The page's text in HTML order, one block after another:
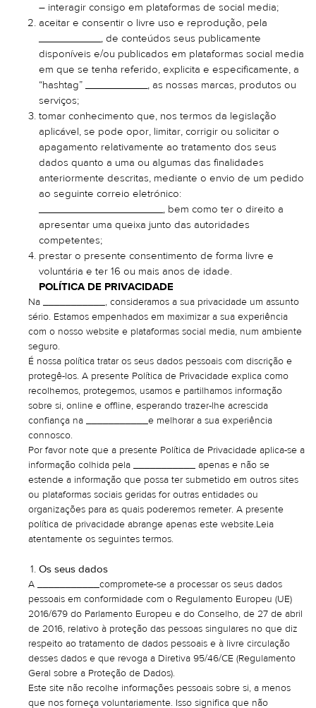
– interagir consigo em plataformas de social media;
aceitar e consentir o livre uso e reprodução, pela
___________, de conteúdos seus publicamente
disponíveis e/ou publicados em plataformas social media
em que se tenha referido, explicita e especificamente, a
“hashtag” ___________, as nossas marcas, produtos ou
serviços;
tomar conhecimento que, nos termos da legislação
aplicável, se pode opor, limitar, corrigir ou solicitar o
apagamento relativamente ao tratamento dos seus
dados quanto a uma ou algumas das finalidades
anteriormente descritas, mediante o envio de um pedido
ao seguinte correio eletrónico:
______________________, bem como ter o direito a
apresentar uma queixa junto das autoridades
competentes;
prestar o presente consentimento de forma livre e
voluntária e ter 16 ou mais anos de idade.
POLÍTICA DE PRIVACIDADE
Na ___________, consideramos a sua privacidade um assunto
sério. Estamos empenhados em maximizar a sua experiência
com o nosso website e plataformas social media, num ambiente
seguro.
É nossa política tratar os seus dados pessoais com discrição e
protegê-los. A presente Política de Privacidade explica como
recolhemos, protegemos, usamos e partilhamos informação
sobre si, online e offline, esperando trazer-lhe acrescida
confiança na ___________e melhorar a sua experiência
connosco.
Por favor note que a presente Política de Privacidade aplica-se a
informação colhida pela ___________ apenas e não se
estende a informação que possa ter submetido em outros sites
ou plataformas sociais geridas for outras entidades ou
organizações para as quais poderemos remeter. A presente
política de privacidade abrange apenas este website.Leia
atentamente os seguintes termos.
Os seus dados
A ___________compromete-se a processar os seus dados
pessoais em conformidade com o Regulamento Europeu (UE)
2016/679 do Parlamento Europeu e do Conselho, de 27 de abril
de 2016, relativo à proteção das pessoas singulares no que diz
respeito ao tratamento de dados pessoais e à livre circulação
desses dados e que revoga a Diretiva 95/46/CE (Regulamento
Geral sobre a Proteção de Dados).
Este site não recolhe informações pessoais sobre si, a menos
que nos forneça voluntariamente. Isso significa que não